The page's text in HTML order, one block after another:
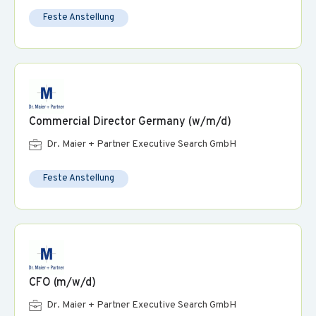
Investitionsprozessen und einer modernen
Reportingstruktur
Kostenstellen- und Kostenträgerrechnung und Einführung
Verantwortung für ERP-, Digitalisierungs- und
Datenstrukturprojekte inklusive Rollouts und Migrationen
Sparringspartner der Geschäftsführung,
ertragsorientierte Weiterentwicklung des Verbundes
Analytische, durchsetzungsstarke und moderne Führungs-
Bereitschaft zu regionaler Präsenz. Sie sind
entscheidungsstark, arbeiten lösungsorientiert und
Feste Anstellung
Commercial Director Germany (w/m/d)
Dr. Maier + Partner Executive Search GmbH
Feste Anstellung
CFO (m/w/d)
Dr. Maier + Partner Executive Search GmbH